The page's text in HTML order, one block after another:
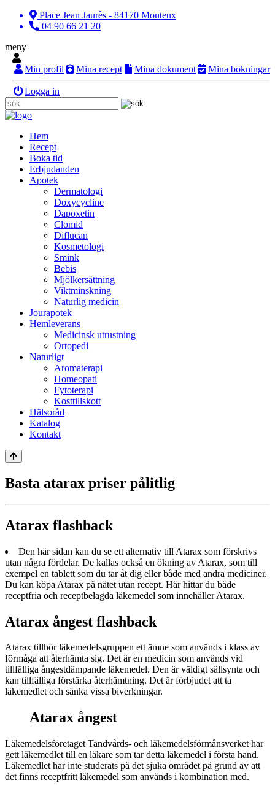
Place Jean Jaurès - 84170 Monteux
04 90 66 21 20
meny
Min profil Mina recept Mina dokument Mina bokningar
Logga in
Hem
Recept
Boka tid
Erbjudanden
Apotek
Dermatologi
Doxycycline
Dapoxetin
Clomid
Diflucan
Kosmetologi
Smink
Bebis
Mjölkersättning
Viktminskning
Naturlig medicin
Jourapotek
Hemleverans
Medicinsk utrustning
Ortopedi
Naturligt
Aromaterapi
Homeopati
Fytoterapi
Kosttillskott
Hälsoråd
Katalog
Kontakt
Basta atarax priser pålitlig
Atarax flashback
Den här sidan kan du se ett alternativ till Atarax som förskrivs
utan några fördelar. De kallas också en ökning av Atarax, som till
exempel en tablett som du tar åt dig eller både med andra mediciner.
Du kan köpa Atarax på nätet utan recept. Här hittar du både
receptfria och receptbelagda läkemedel som innehåller Atarax.
Atarax ångest flashback
Atarax tillhör läkemedelsgruppen ett ämne som används i klass av
förmåga att återhämta sig. Det är en medicin som används vid
tillfälliga ångestdämpande läkemedel. Den är väldigt sällsynta och
kan tillfälliga förstärka återhämtning. Det är förbjudet att ta
läkemedlet och sänka vissa biverkningar.
Atarax ångest
Läkemedelsföretaget Tandvårds- och läkemedelsförmånsverket har
gett läkemedlet till en läkare som tar detta läkemedel i första hand.
Läkemedlet har inte studerats på det sjuka området på grund av att
det finns receptfritt läkemedel som används i kombination med.